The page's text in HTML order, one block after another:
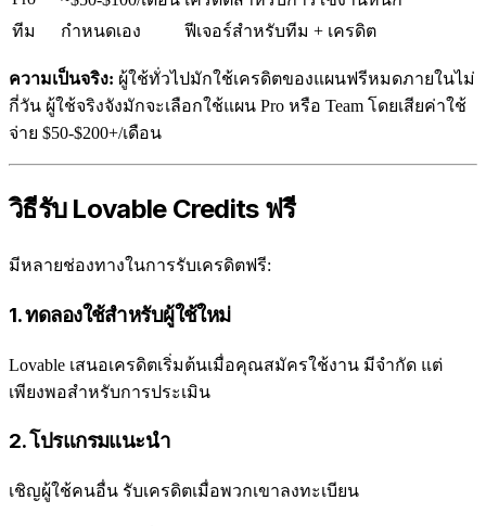
ทีม
กำหนดเอง ฟีเจอร์สำหรับทีม + เครดิต
ความเป็นจริง: ผู้ใช้ทั่วไปมักใช้เครดิตของแผนฟรีหมดภายในไม่
กี่วัน ผู้ใช้จริงจังมักจะเลือกใช้แผน Pro หรือ Team โดยเสียค่าใช้
จ่าย $50-$200+/เดือน
วิธีรับ Lovable Credits ฟรี
มีหลายช่องทางในการรับเครดิตฟรี:
1. ทดลองใช้สำหรับผู้ใช้ใหม่
Lovable เสนอเครดิตเริ่มต้นเมื่อคุณสมัครใช้งาน มีจำกัด แต่
เพียงพอสำหรับการประเมิน
2. โปรแกรมแนะนำ
เชิญผู้ใช้คนอื่น รับเครดิตเมื่อพวกเขาลงทะเบียน